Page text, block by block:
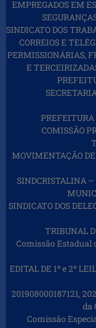
EMPREGADOS EM
SINDICATO DOS
CORREIOS E
PERMISSIONÁRIAS,
E
PREFEITURA
COMISSÃO
MOVIMENTAÇÃO
SINDCRISTALINA –
SINDICATO DOS
TRIBUNAL
Comissão Estadual
EDITAL DE 1º e 2º
201908000187121,
da
Comissão